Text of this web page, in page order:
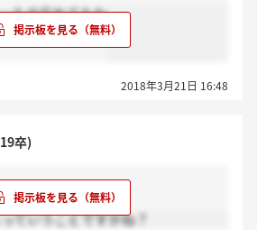
たの忘れてたわ
2018年3月21日 16:48
卒)
ます（笑）
ていうことですかね？